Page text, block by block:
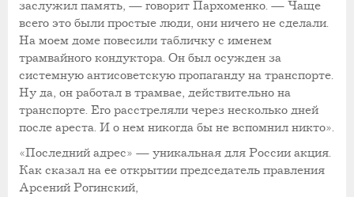
заслужил память, — говорит Пархоменко. — Чаще
всего это были простые люди, они ничего не сделали.
На моем доме повесили табличку с именем
трамвайного кондуктора. Он был осужден за
системную антисоветскую пропаганду на транспорте.
Ну да, он работал в трамвае, действительно на
транспорте. Его расстреляли через несколько дней
после ареста. И о нем никогда бы не вспомнил никто».
«Последний адрес» — уникальная для России акция.
Как сказал на ее открытии председатель правления
Арсений Рогинский,